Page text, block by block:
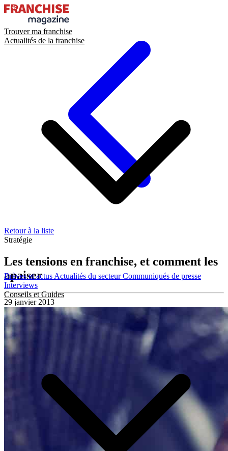
Trouver ma franchise
Actualités de la franchise
Brèves et actus Actualités du secteurCommuniqués de presse
Interviews
Conseils et Guides
Retour à la liste
Stratégie
Les tensions en franchise, et comment les
apaiser
29 janvier 2013